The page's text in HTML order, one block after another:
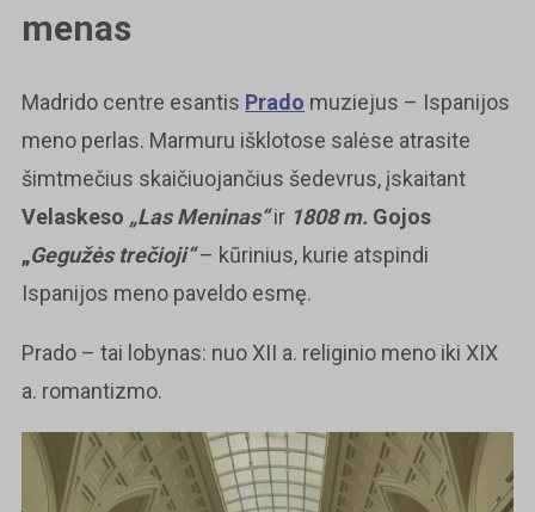
menas
Madrido centre esantis Prado muziejus – Ispanijos
meno perlas. Marmuru išklotose salėse atrasite
šimtmečius skaičiuojančius šedevrus, įskaitant
Velaskeso „Las Meninas“ir 1808 m. Gojos
„Gegužės trečioji“– kūrinius, kurie atspindi
Ispanijos meno paveldo esmę.
Prado – tai lobynas: nuo XII a. religinio meno iki XIX
a. romantizmo.